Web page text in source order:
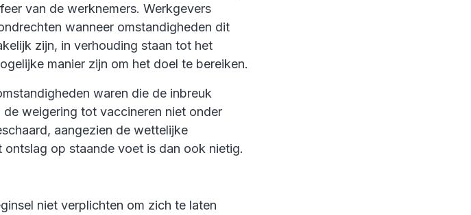
van de werknemers. Werkgevers
wanneer omstandigheden dit
zijn, in verhouding staan tot het
manier zijn om het doel te bereiken.
waren die de inbreuk
weigering tot vaccineren niet onder
aangezien de wettelijke
op staande voet is dan ook nietig.
niet verplichten om zich te laten